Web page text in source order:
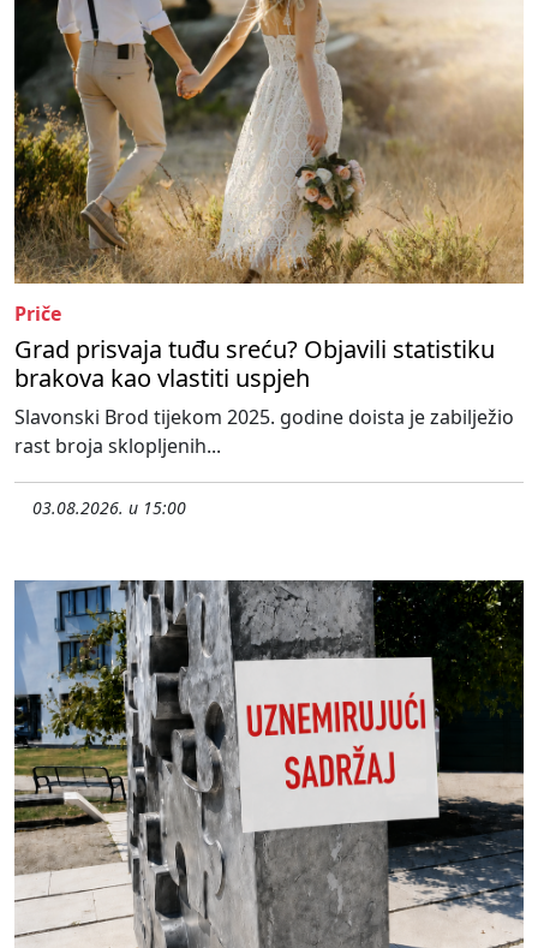
Priče
Grad prisvaja tuđu sreću? Objavili statistiku
brakova kao vlastiti uspjeh
Slavonski Brod tijekom 2025. godine doista je zabilježio
rast broja sklopljenih...
03.08.2026. u 15:00